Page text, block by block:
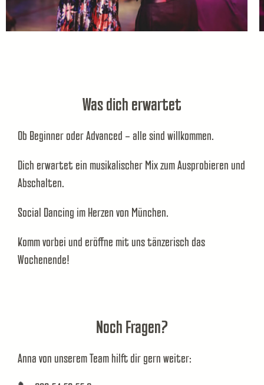
Was dich erwartet
Ob Beginner oder Advanced – alle sind willkommen.
Dich erwartet ein musikalischer Mix zum Ausprobieren und
Abschalten.
Social Dancing im Herzen von München.
Komm vorbei und eröffne mit uns tänzerisch das
Wochenende!
Noch Fragen?
Anna von unserem Team hilft dir gern weiter: